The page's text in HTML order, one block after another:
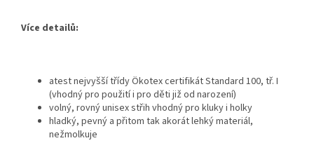
Více detailů:
atest nejvyšší třídy Ökotex certifikát Standard 100, tř. I
(vhodný pro použití i pro děti již od narození)
volný, rovný unisex střih vhodný pro kluky i holky
hladký, pevný a přitom tak akorát lehký materiál,
nežmolkuje